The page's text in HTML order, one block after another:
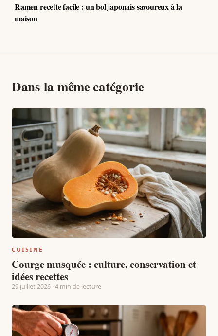
Ramen recette facile : un bol japonais savoureux à la
maison
Dans la même catégorie
CUISINE
Courge musquée : culture, conservation et
idées recettes
29 juillet 2026 · 4 min de lecture